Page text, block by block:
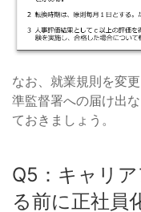
なお、就業規則を変
準監督署への届け出
ておきましょう。
Q5：キャリ
る前に正社員